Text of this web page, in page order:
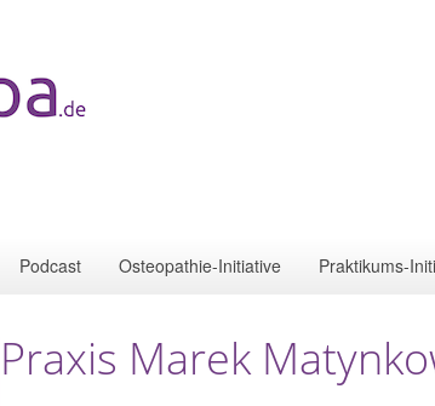
Podcast Osteopathie-Initiative Praktikums-
Praxis Marek